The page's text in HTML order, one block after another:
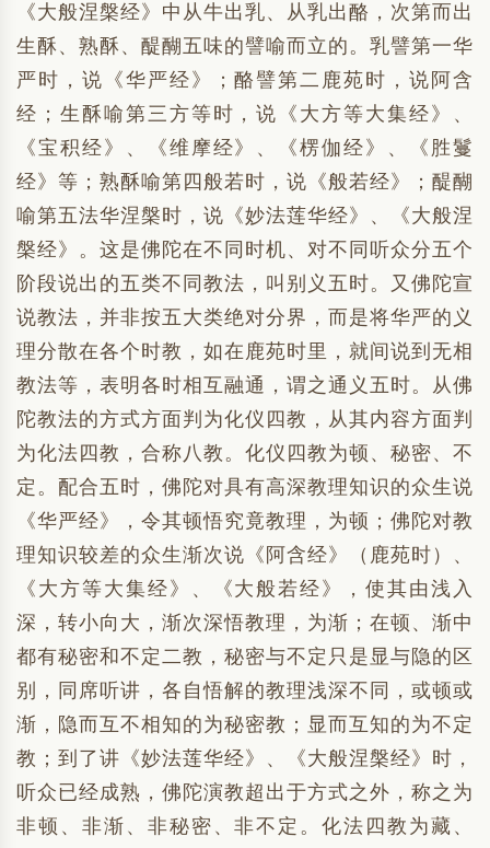
《大般涅槃经》中从牛出乳、从乳出酪，次第而出
生酥、熟酥、醍醐五味的譬喻而立的。乳譬第一华
严时，说《华严经》；酪譬第二鹿苑时，说阿含
经；生酥喻第三方等时，说《大方等大集经》、
《宝积经》、《维摩经》、《楞伽经》、《胜鬘
经》等；熟酥喻第四般若时，说《般若经》；醍醐
喻第五法华涅槃时，说《妙法莲华经》、《大般涅
槃经》。这是佛陀在不同时机、对不同听众分五个
阶段说出的五类不同教法，叫别义五时。又佛陀宣
说教法，并非按五大类绝对分界，而是将华严的义
理分散在各个时教，如在鹿苑时里，就间说到无相
教法等，表明各时相互融通，谓之通义五时。从佛
陀教法的方式方面判为化仪四教，从其内容方面判
为化法四教，合称八教。化仪四教为顿、秘密、不
定。配合五时，佛陀对具有高深教理知识的众生说
《华严经》，令其顿悟究竟教理，为顿；佛陀对教
理知识较差的众生渐次说《阿含经》（鹿苑时）、
《大方等大集经》、《大般若经》，使其由浅入
深，转小向大，渐次深悟教理，为渐；在顿、渐中
都有秘密和不定二教，秘密与不定只是显与隐的区
别，同席听讲，各自悟解的教理浅深不同，或顿或
渐，隐而互不相知的为秘密教；显而互知的为不定
教；到了讲《妙法莲华经》、《大般涅槃经》时，
听众已经成熟，佛陀演教超出于方式之外，称之为
非顿、非渐、非秘密、非不定。化法四教为藏、